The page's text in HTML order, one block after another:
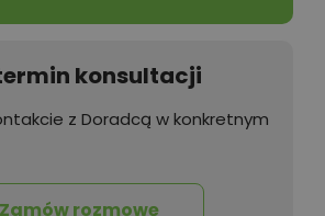
konsultacji
z Doradcą w konkretnym
Zamów rozmowę